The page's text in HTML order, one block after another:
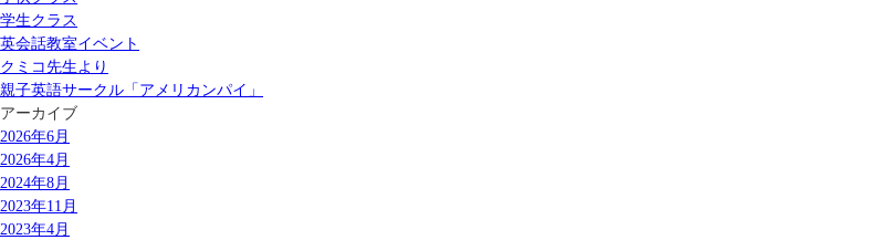
学生クラス
英会話教室イベント
クミコ先生より
親子英語サークル「アメリカンパイ」
アーカイブ
2026年6月
2026年4月
2024年8月
2023年11月
2023年4月